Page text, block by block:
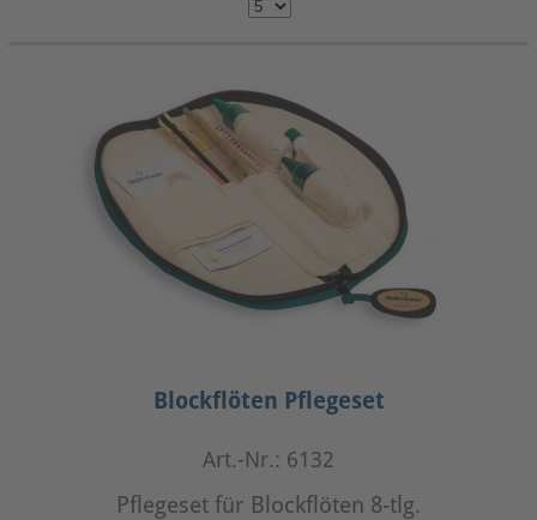
Blockflöten Pflegeset
Art.-Nr.: 6132
Pflegeset für Blockflöten 8-tlg.